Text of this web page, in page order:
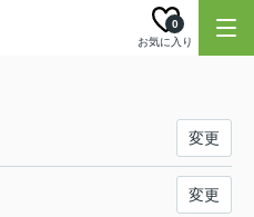
お気に入り
0
変更
変更